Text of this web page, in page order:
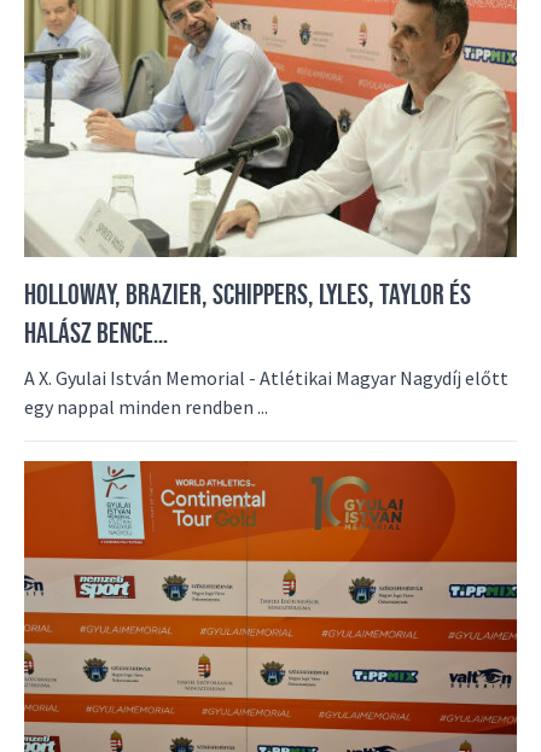
HOLLOWAY, BRAZIER, SCHIPPERS, LYLES, TAYLOR ÉS
HALÁSZ BENCE…
A X. Gyulai István Memorial - Atlétikai Magyar Nagydíj előtt
egy nappal minden rendben ...